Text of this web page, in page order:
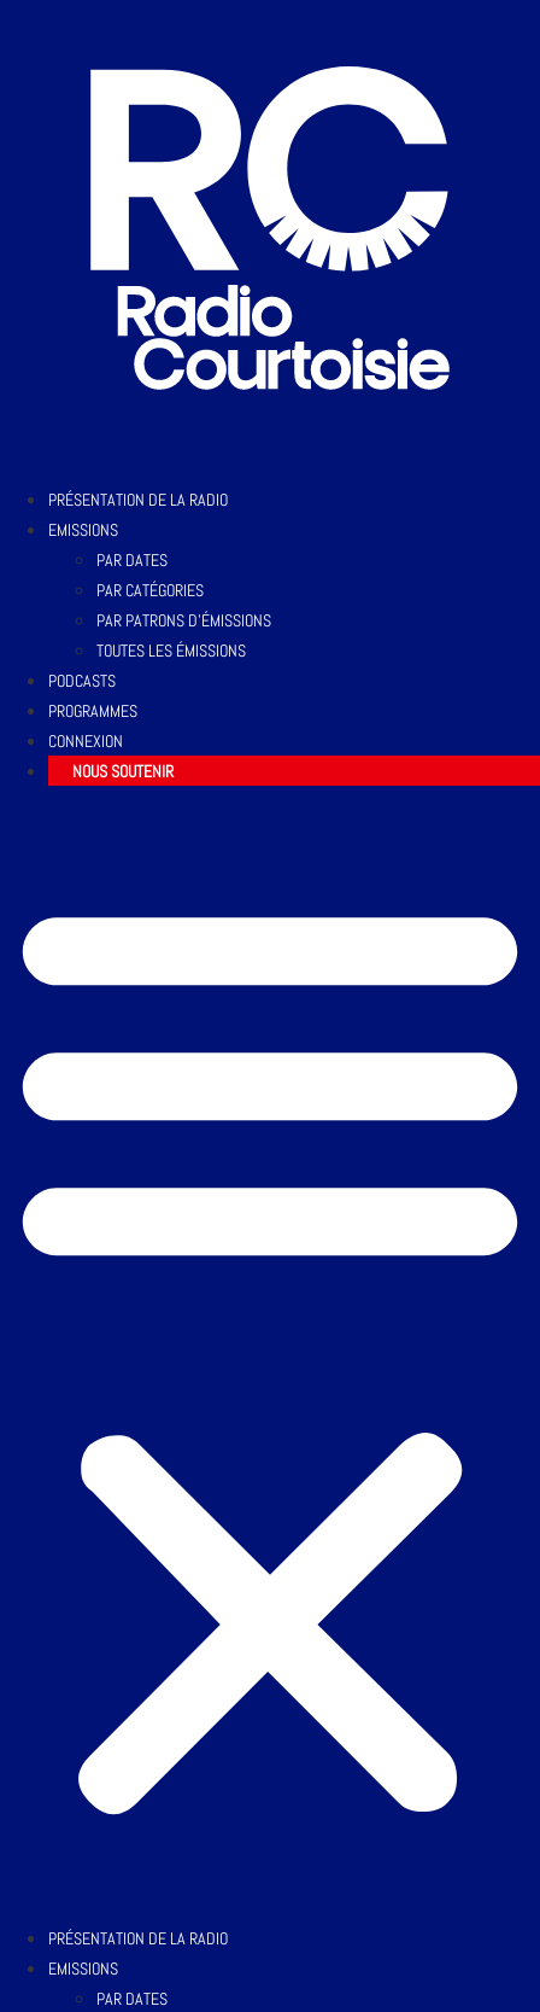
PRÉSENTATION DE LA RADIO
EMISSIONS
PAR DATES
PAR CATÉGORIES
PAR PATRONS D’ÉMISSIONS
TOUTES LES ÉMISSIONS
PODCASTS
PROGRAMMES
CONNEXION
NOUS SOUTENIR
PRÉSENTATION DE LA RADIO
EMISSIONS
PAR DATES